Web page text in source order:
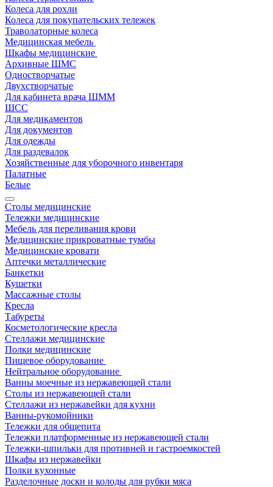
Колеса для рохли
Колеса для покупательских тележек
Траволаторные колеса
Медицинская мебель
Шкафы медицинские
Архивные ШМС
Одностворчатые
Двухстворчатые
Для кабинета врача ШММ
ШСС
Для медикаментов
Для документов
Для одежды
Для раздевалок
Хозяйственные для уборочного инвентаря
Палатные
Белые
Столы медицинские
Тележки медицинские
Мебель для переливания крови
Медицинские прикроватные тумбы
Медицинские кровати
Аптечки металлические
Банкетки
Кушетки
Массажные столы
Кресла
Табуреты
Косметологические кресла
Стеллажи медицинские
Полки медицинские
Пищевое оборудование
Нейтральное оборудование
Ванны моечные из нержавеющей стали
Столы из нержавеющей стали
Стеллажи из нержавейки для кухни
Ванны-рукомойники
Тележки для общепита
Тележки платформенные из нержавеющей стали
Тележки-шпильки для противней и гастроемкостей
Шкафы из нержавейки
Полки кухонные
Разделочные доски и колоды для рубки мяса